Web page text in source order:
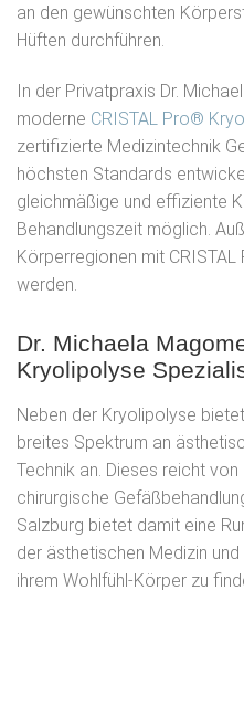
an den gewünschten
Hüften durchführen.
In der Privatpraxis Dr.
moderne CRISTAL Pro®
zertifizierte Medizintechnik
höchsten Standards
gleichmäßige und effiziente
Behandlungszeit möglich.
Körperregionen mit
werden.
Dr. Michaela
Kryolipolyse
Neben der Kryolipolyse
breites Spektrum an
Technik an. Dieses reicht
chirurgische
Salzburg bietet damit eine
der ästhetischen Medizin
ihrem Wohlfühl-Körper zu